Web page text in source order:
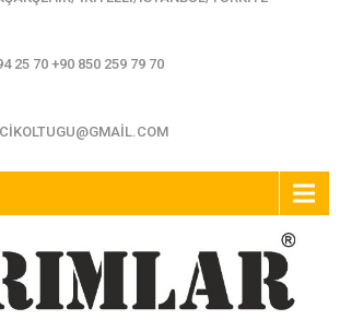
25 70 +90 850 259 79 70